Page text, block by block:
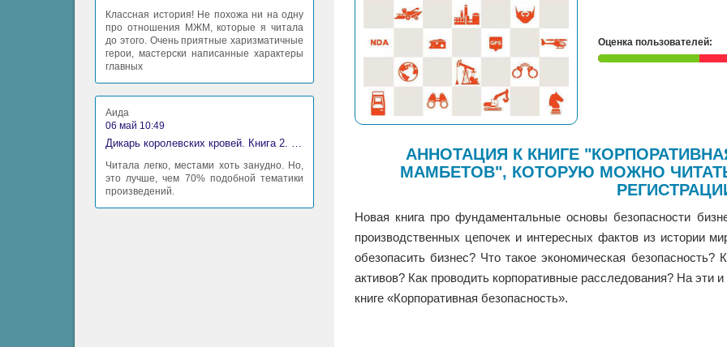
Оценка пользователей:
АННОТАЦИЯ К КНИГЕ
МАМБЕТОВ", КОТОРУЮ МОЖНО
Новая книга про фундаментальные основы безопасности
производственных цепочек и интересных фактов из истории
обезопасить бизнес? Что такое экономическая
активов? Как проводить корпоративные расследования? На эти
книге «Корпоративная безопасность».
Классная история! Не похожа ни на одну
про отношения МЖМ, которые я читала
до этого. Очень приятные харизматичные
герои, мастерски написанные характеры
главных
Аида
06 май 10:49
Дикарь королевских кровей. Книга 2. Леди-фаворитка - Анна Сергеевна Гаврилова
Читала легко, местами хоть занудно. Но,
это лучше, чем 70% подобной тематики
произведений.